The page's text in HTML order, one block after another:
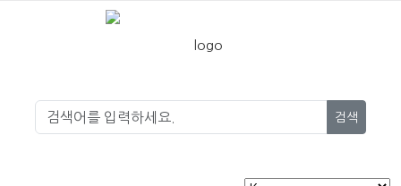
검색